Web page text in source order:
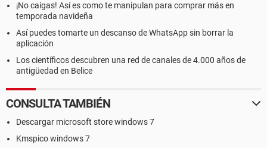
¡No caigas! Así es como te manipulan para comprar más en
temporada navideña
Así puedes tomarte un descanso de WhatsApp sin borrar la
aplicación
Los científicos descubren una red de canales de 4.000 años de
antigüedad en Belice
CONSULTA TAMBIÉN
Descargar microsoft store windows 7
Kmspico windows 7